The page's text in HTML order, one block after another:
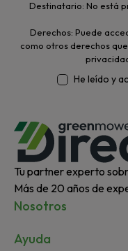
Destinatario: No está
Derechos: Puede
como otros derechos
He leído y
Tu partner experto
Más de 20 años de
Nosotros
Ayuda